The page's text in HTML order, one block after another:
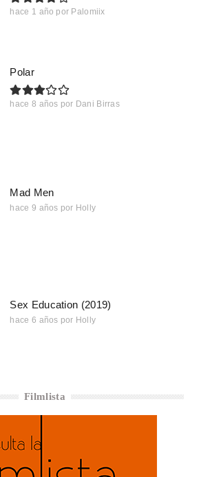
hace 1 año por Palomiix
Polar
hace 8 años por Dani Birras
Mad Men
hace 9 años por Holly
Sex Education (2019)
hace 6 años por Holly
Filmlista